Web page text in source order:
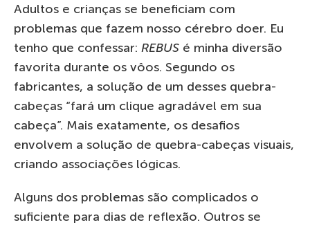
Adultos e crianças se beneficiam com
problemas que fazem nosso cérebro doer. Eu
tenho que confessar: REBUS é minha diversão
favorita durante os vôos. Segundo os
fabricantes, a solução de um desses quebra-
cabeças “fará um clique agradável em sua
cabeça”. Mais exatamente, os desafios
envolvem a solução de quebra-cabeças visuais,
criando associações lógicas.
Alguns dos problemas são complicados o
suficiente para dias de reflexão. Outros se